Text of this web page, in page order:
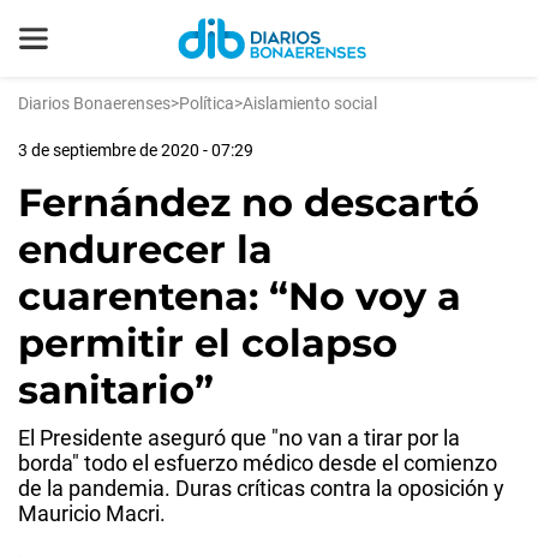
Diarios Bonaerenses>Política>Aislamiento social
3 de septiembre de 2020 - 07:29
Fernández no descartó
endurecer la
cuarentena: “No voy a
permitir el colapso
sanitario”
El Presidente aseguró que "no van a tirar por la
borda" todo el esfuerzo médico desde el comienzo
de la pandemia. Duras críticas contra la oposición y
Mauricio Macri.